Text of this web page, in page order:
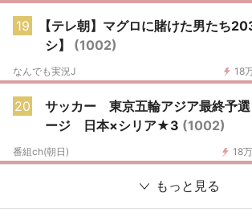
19
【テレ朝】マグロに賭けた男たち
シ】 (1002)
18
なんでも実況J
20
サッカー 東京五輪アジア最終予
ージ 日本×シリア★3 (1002)
18万
番組ch(朝日)
もっと見る